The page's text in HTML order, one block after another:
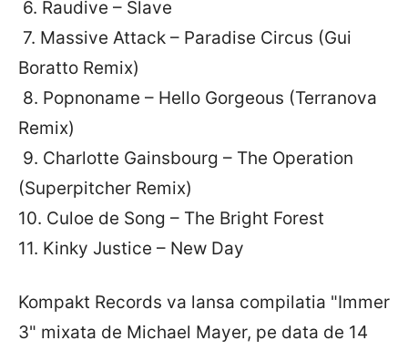
6. Raudive – Slave
7. Massive Attack – Paradise Circus (Gui
Boratto Remix)
8. Popnoname – Hello Gorgeous (Terranova
Remix)
9. Charlotte Gainsbourg – The Operation
(Superpitcher Remix)
10. Culoe de Song – The Bright Forest
11. Kinky Justice – New Day
Kompakt Records va lansa compilatia "Immer
3" mixata de Michael Mayer, pe data de 14